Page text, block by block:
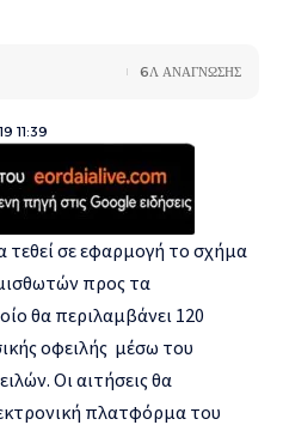
11:39
6Λ ΑΝΑΓΝΩΣΗΣ
σε εφαρμογή το σχήμα
προς τα
θα περιλαμβάνει 120
οφειλής μέσω του
Οι αιτήσεις θα
πλατφόρμα του